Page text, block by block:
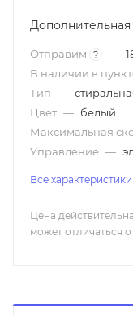
Отправим ? —
В наличии в
Тип —
Цвет — белый
Максимальная
Управление —
Все характеристики
Цена
может отличаться